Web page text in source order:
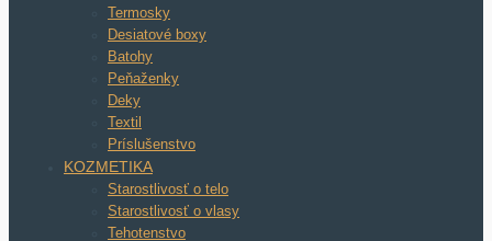
Termosky
Desiatové boxy
Batohy
Peňaženky
Deky
Textil
Príslušenstvo
KOZMETIKA
Starostlivosť o telo
Starostlivosť o vlasy
Tehotenstvo